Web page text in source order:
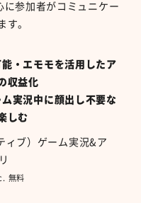
に参加者がコミュニケー
す。
・エモモを活用したア
収益化
実況中に顔出し不要な
しむ
ィブ）ゲーム実況&ア
無料